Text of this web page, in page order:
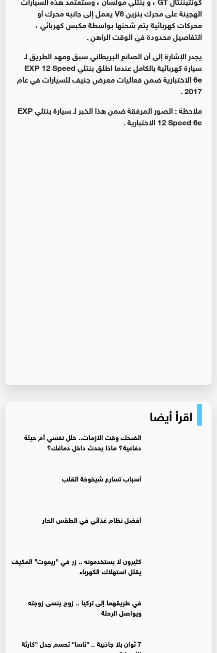
الهجينة على محرك بنزين V6 يعمل إلى جانبه محرك أو
محركات كهربائية يتم شحنها بواسطة مكبس كهربائي ،
التفاصيل محدودة في الوقت الراهن .
يجدر الإشارة إلى أن الصانع البريطاني سبق ومهد الطريق لـ
سيارة كهربائية بالكامل عندما اطلق بنتلي EXP 12 Speed
6e الاختبارية ضمن فعاليات معرض جنيف للسيارات في عام
2017 .
ملاحظة : الصور المرفقة ضمن هذا الخبر لـ سيارة بنتلي EXP
12 Speed 6e الاختبارية .
اقرأ أيضا
الضحك وقت الأزمات.. خلل نفسي أم حيلة
دفاعية؟ ماذا يحدث داخل دماغك؟
أسباب تسارع شيخوخة القلب
أفضل نظام غذائي في الطقس الحار
كثيرون لا يستخدمونه .. زر في "ريموت" المكيف
يقلل استهلاك الكهرباء
في طريقهما إلى تركيا .. زوج ينسى زوجته
ويواصل الرحلة
7 ثوان بلا جاذبية .. "ناسا" تحسم جدل "كارثة